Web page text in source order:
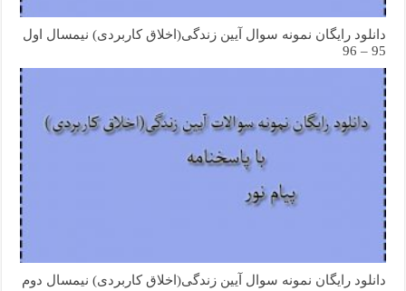
دانلود رایگان نمونه سوال آیین زندگی(اخلاق کاربردی) نیمسال اول
95 – 96
دانلود رایگان نمونه سوال آیین زندگی(اخلاق کاربردی) نیمسال دوم